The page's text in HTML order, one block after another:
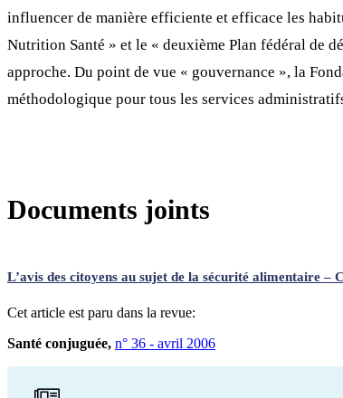
influencer de manière efficiente et efficace les
Nutrition Santé » et le « deuxième Plan fédéral de
approche. Du point de vue « gouvernance », la
méthodologique pour tous les services
Documents joints
L’avis des citoyens au sujet de la sécurité alimentaire
Cet article est paru dans la revue:
Santé conjuguée, n° 36 - avril 2006